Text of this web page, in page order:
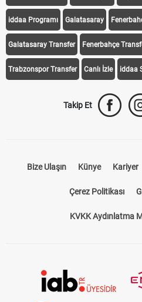
iddaa Programı Galatasaray
Galatasaray Transfer Fenerbahçe
Trabzonspor Transfer Canlı İzle iddaa
Takip Et
Bize Ulaşın Künye Kariyer
Çerez Politikası
KVKK Aydınlatma